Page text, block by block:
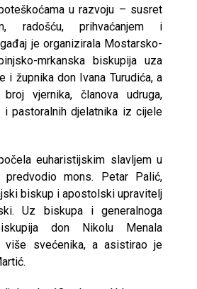
u razvoju – susret
radošću, prihvaćanjem i
je organizirala Mostarsko-
mrkanska biskupija uza
i župnika don Ivana Turudića, a
vjernika, članova udruga,
i pastoralnih djelatnika iz cijele
euharistijskim slavljem u
mons. Petar Palić,
biskup i apostolski upravitelj
Uz biskupa i generalnoga
don Nikolu Menala
više svećenika, a asistirao je